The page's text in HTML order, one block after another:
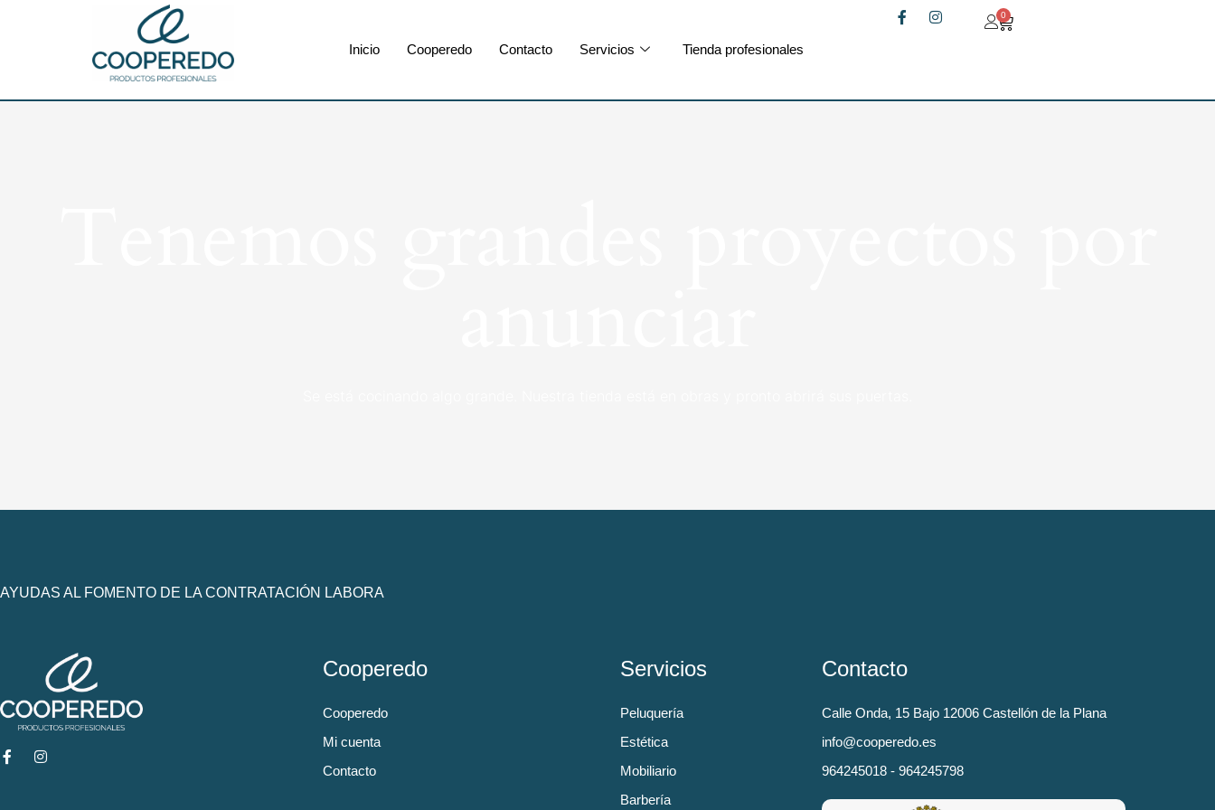
Inicio Cooperedo Contacto Servicios Tienda profesionales
0
AYUDAS AL FOMENTO DE LA CONTRATACIÓN LABORA
Cooperedo
Cooperedo
Mi cuenta
Contacto
Servicios
Peluquería
Estética
Mobiliario
Barbería
Contacto
Calle Onda, 15 Bajo 12006 Castellón de la Plana
info@cooperedo.es
964245018 - 964245798